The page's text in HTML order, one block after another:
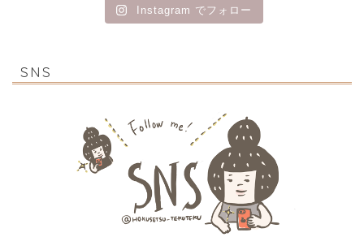
Instagram でフォロー
SNS